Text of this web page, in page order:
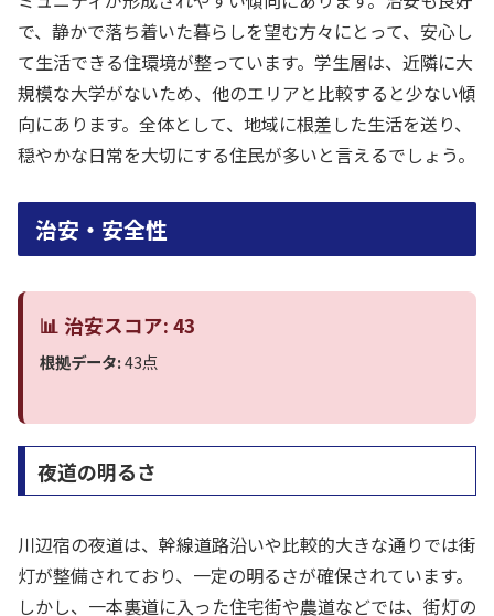
で、静かで落ち着いた暮らしを望む方々にとって、安心し
て生活できる住環境が整っています。学生層は、近隣に大
規模な大学がないため、他のエリアと比較すると少ない傾
向にあります。全体として、地域に根差した生活を送り、
穏やかな日常を大切にする住民が多いと言えるでしょう。
治安・安全性
📊 治安スコア: 43
根拠データ:43点
夜道の明るさ
川辺宿の夜道は、幹線道路沿いや比較的大きな通りでは街
灯が整備されており、一定の明るさが確保されています。
しかし、一本裏道に入った住宅街や農道などでは、街灯の